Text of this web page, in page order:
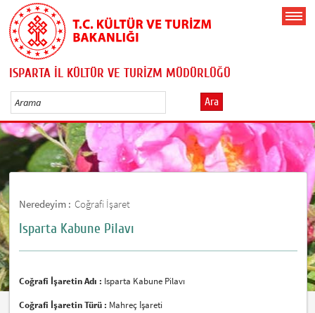
ISPARTA İL KÜLTÜR VE TURİZM MÜDÜRLÜĞÜ
Ara
Neredeyim : Coğrafi İşaret
Isparta Kabune Pilavı
Coğrafi İşaretin Adı : Isparta Kabune Pilavı
Coğrafi İşaretin Türü : Mahreç İşareti